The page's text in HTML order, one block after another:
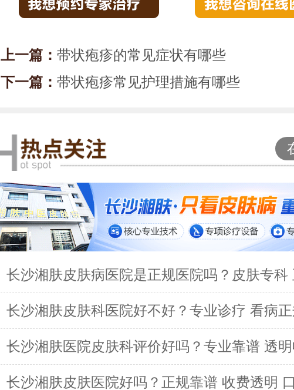
上一篇： 带状疱疹的常见症状有哪些
下一篇： 带状疱疹常见护理措施有哪些
长沙湘肤皮肤病医院是正规医院吗？皮肤专科
长沙湘肤皮肤科医院好不好？专业诊疗 看病
长沙湘肤医院皮肤科评价好吗？专业靠谱 透
长沙湘肤皮肤医院好吗？正规靠谱 收费透明